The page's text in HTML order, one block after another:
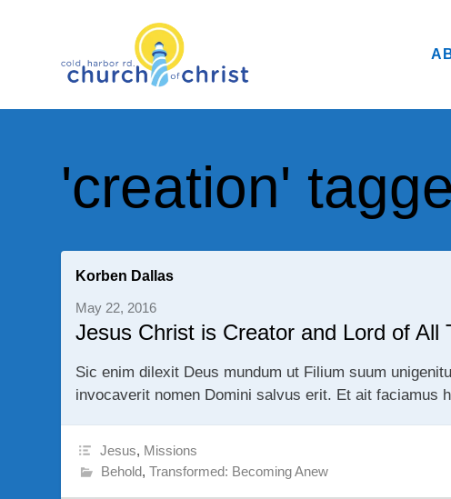
'creation'
Korben Dallas
May 22, 2016
Jesus Christ is Creator and Lord of All
Sic enim dilexit Deus mundum ut Filium suum
invocaverit nomen Domini salvus erit. Et ait faciamus
Jesus, Missions
Behold,Transformed: Becoming Anew